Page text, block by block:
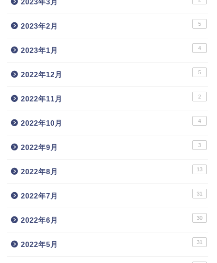
2023年3月
2023年2月 5
2023年1月 4
2022年12月 5
2022年11月 2
2022年10月 4
2022年9月 3
2022年8月 13
2022年7月 31
2022年6月 30
2022年5月 31